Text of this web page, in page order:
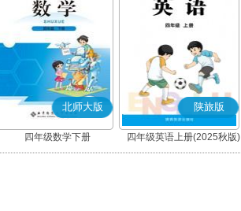
北师大版
四年级数学下册
陕旅版
四年级英语上册(2025秋版)